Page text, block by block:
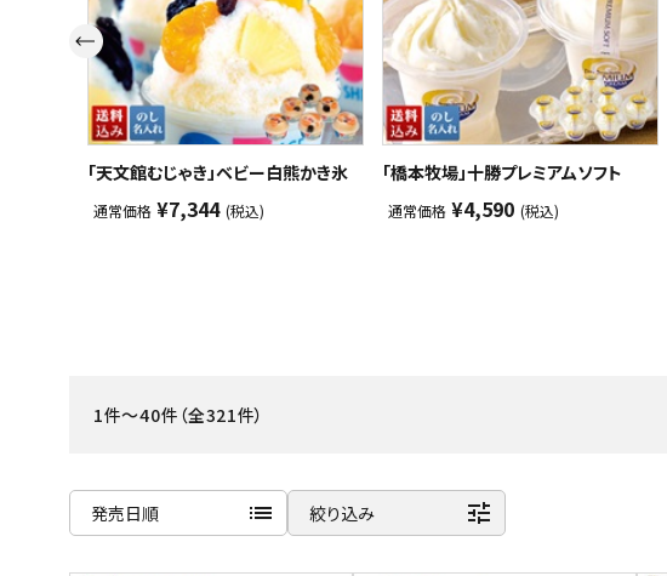
飲料
酒類
ギフト
ご利用ガイド
「天文館むじゃき」ベビー白熊かき氷
通常価格 ¥7,344 (税込)
「橋本牧場」十勝プレミアムソフト
通常価格 ¥4,590 (税込)
1件～40件（全321件）
発売日順 list 絞り込み tune